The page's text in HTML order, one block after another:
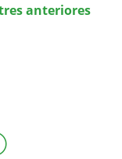
anteriores